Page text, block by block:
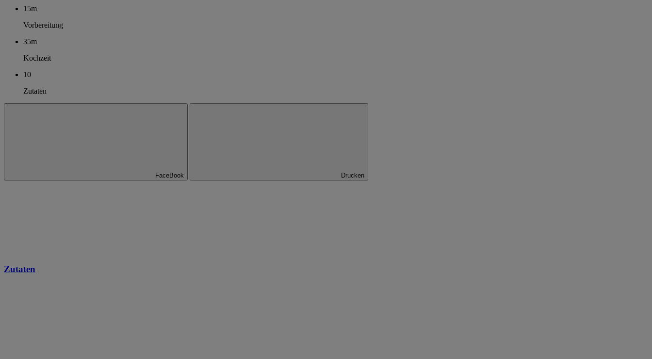
15m
Vorbereitung
35m
Kochzeit
10
Zutaten
FaceBook Drucken
Zutaten